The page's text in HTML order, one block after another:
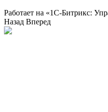
Работает на «1С-Битрикс:
Назад Вперед